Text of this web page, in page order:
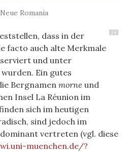
Neue Romania
24
dass in der
facto auch alte Merkmale
und unter
Ein gutes
Bergnamen morne und
Insel La Réunion im
sich im heutigen
sind jedoch im
vertreten (vgl. diese
muenchen.de/?